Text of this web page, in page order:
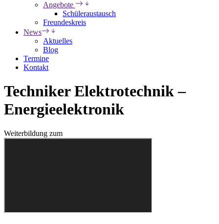
Angebote
Schüleraustausch
Freundeskreis
News
Aktuelles
Blog
Termine
Kontakt
Techniker Elektrotechnik –
Energieelektronik
Weiterbildung zum